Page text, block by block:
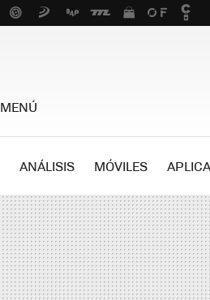
MENÚ
ANÁLISIS MÓVILES